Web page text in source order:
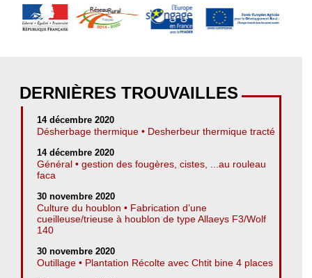
DERNIÈRES TROUVAILLES
14 décembre 2020
Désherbage thermique • Desherbeur thermique tracté
14 décembre 2020
Général • gestion des fougères, cistes, ...au rouleau
faca
30 novembre 2020
Culture du houblon • Fabrication d’une
cueilleuse/trieuse à houblon de type Allaeys F3/Wolf
140
30 novembre 2020
Outillage • Plantation Récolte avec Chtit bine 4 places